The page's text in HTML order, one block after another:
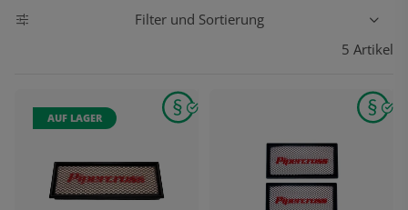
Filter und Sortierung
5 Artikel
AUF LAGER